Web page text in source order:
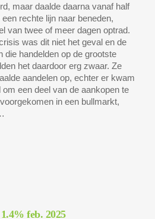
maar daalde daarna vanaf half
rechte lijn naar beneden,
van twee of meer dagen optrad.
was dit niet het geval en de
handelden op de grootste
het daardoor erg zwaar. Ze
aandelen op, echter er kwam
een deel van de aankopen te
in een bullmarkt,
feb. 2025